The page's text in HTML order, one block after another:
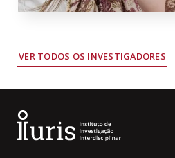
VER TODOS OS INVESTIGADORES